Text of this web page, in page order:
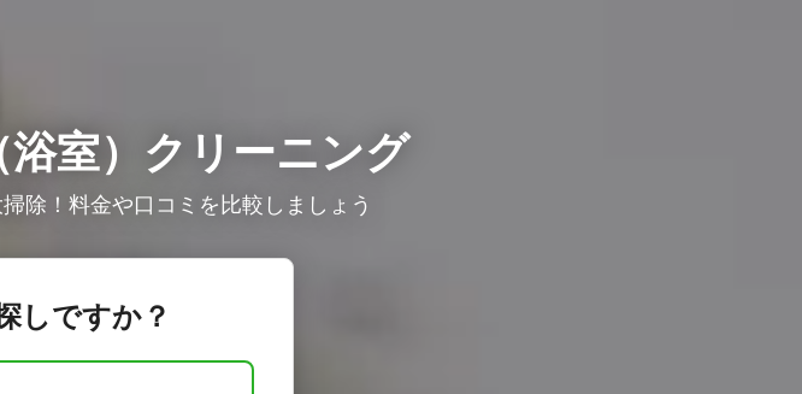
室）クリーニング
除！料金や口コミを比較しましょう
しですか？